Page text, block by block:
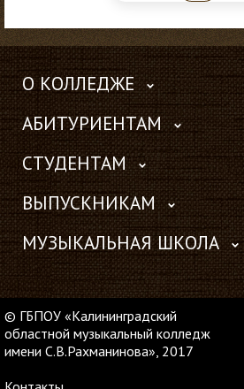
О КОЛЛЕДЖЕ
АБИТУРИЕНТАМ
СТУДЕНТАМ
ВЫПУСКНИКАМ
МУЗЫКАЛЬНАЯ ШКОЛА
© ГБПОУ «Калининградский
областной музыкальный колледж
имени С.В.Рахманинова», 2017